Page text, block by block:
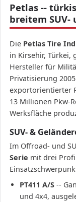
Petlas --
breitem SUV-
Die Petlas Tire
in Kirsehir, Türkei,
Hersteller für
Privatisierung
exportorientierter
13 Millionen Pkw-
Werksfläche
SUV- &
Im Offroad- und
Serie mit drei
PT411 A/S --
und 4x4,